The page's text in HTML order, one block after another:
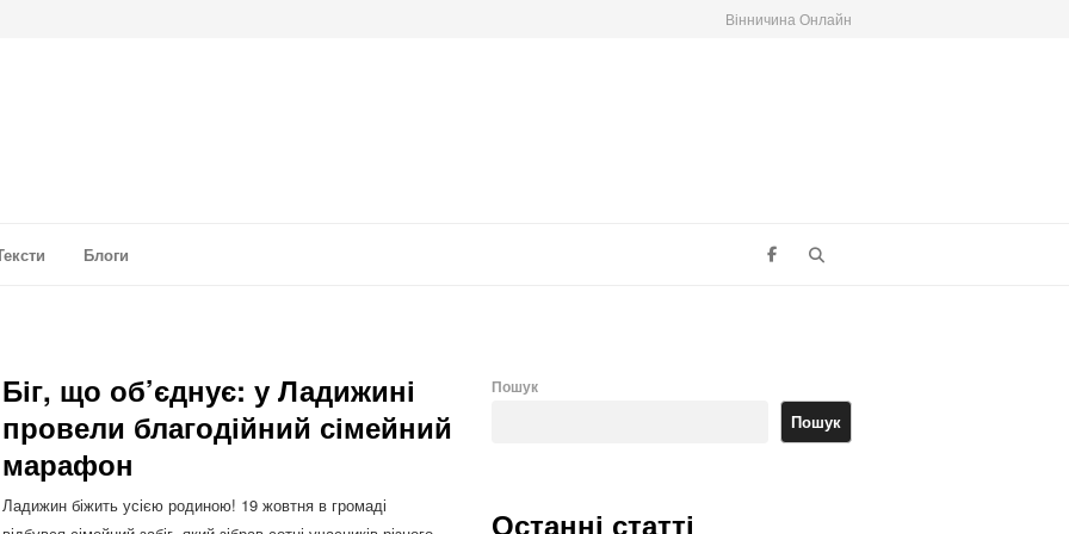
Вінничина Онлайн
Блоги
Біг, що об’єднує: у Ладижині
провели благодійний сімейний
марафон
Ладижин біжить усією родиною! 19 жовтня в громаді
Пошук
Пошук
Останні статті